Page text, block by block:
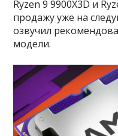
Ryzen 9 9900X3D и
продажу уже на
озвучил
модели.